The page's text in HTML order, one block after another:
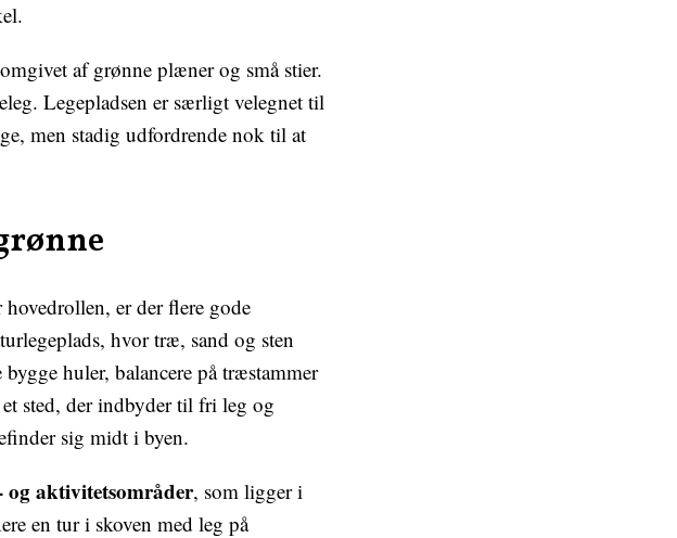
af grønne plæner og små stier.
Legepladsen er særligt velegnet til
men stadig udfordrende nok til at
er der flere gode
hvor træ, sand og sten
huler, balancere på træstammer
sted, der indbyder til fri leg og
sig midt i byen.
og aktivitetsområder, som ligger i
en tur i skoven med leg på